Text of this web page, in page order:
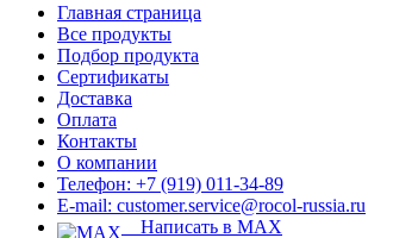
Главная страница
Все продукты
Подбор продукта
Сертификаты
Доставка
Оплата
Контакты
О компании
Телефон: +7 (919) 011-34-89
E-mail: customer.service@rocol-russia.ru
Написать в MAX